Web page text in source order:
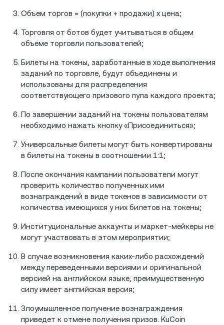
Объем торгов = (покупки + продажи) х цена;
Торговля от ботов будет учитываться в общем
объеме торговли пользователей;
Билеты на токены, заработанные в ходе выполнения
заданий по торговле, будут объединены и
использованы для распределения
соответствующего призового пула каждого проекта;
По завершении заданий на токены пользователям
необходимо нажать кнопку «Присоединиться»;
Универсальные билеты могут быть конвертированы
в билеты на токены в соотношении 1:1;
После окончания кампании пользователи могут
проверить количество полученных ими
вознаграждений в виде токенов в зависимости от
количества имеющихся у них билетов на токены;
Институциональные аккаунты и маркет-мейкеры не
могут участвовать в этом мероприятии;
В случае возникновения каких-либо расхождений
между переведенными версиями и оригинальной
версией на английском языке, преимущественную
силу имеет английская версия;
Злоумышленное получение вознаграждения
приведет к отмене получения призов. KuCoin